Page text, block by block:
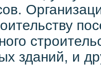
зданий, и